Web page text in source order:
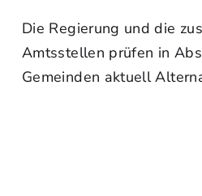
Die Regierung und die
Amtsstellen prüfen in
Gemeinden aktuell